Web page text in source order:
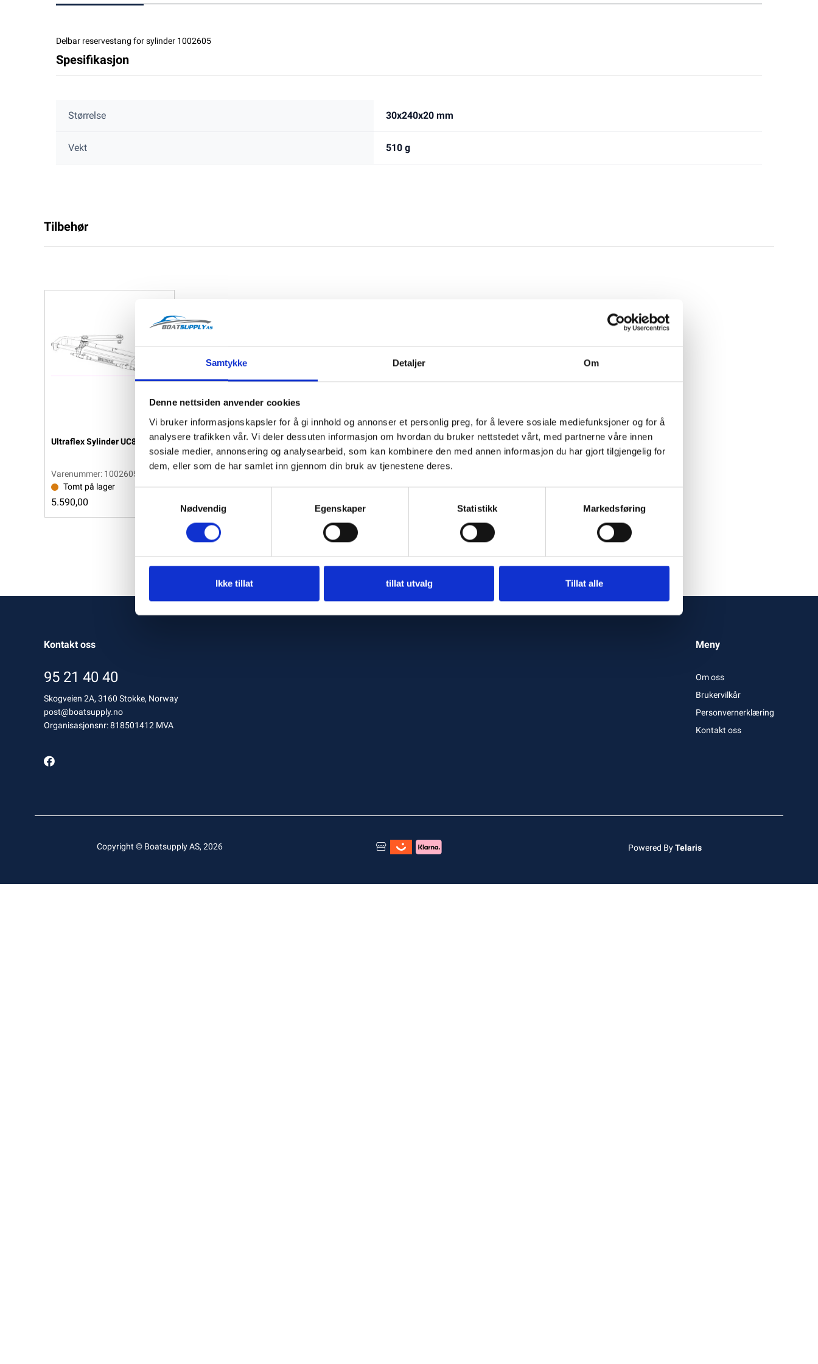
Samtykke Detaljer Om
Denne nettsiden anvender cookies
Vi bruker informasjonskapsler for å gi innhold og annonser et personlig preg, for å levere sosiale mediefunksjoner og for å
analysere trafikken vår. Vi deler dessuten informasjon om hvordan du bruker nettstedet vårt, med partnerne våre innen
sosiale medier, annonsering og analysearbeid, som kan kombinere den med annen informasjon du har gjort tilgjengelig for
dem, eller som de har samlet inn gjennom din bruk av tjenestene deres.
Nødvendig
Egenskaper Statistikk Markedsføring
Ikke tillat tillat utvalg Tillat alle
Delbar reservestang for sylinder 1002605
Spesifikasjon
Størrelse 30x240x20 mm
Vekt 510 g
Tilbehør
Ultraflex Sylinder UC81-OBF
Varenummer: 1002605
Tomt på lager
5.590,00
Kontakt oss
95 21 40 40
Skogveien 2A, 3160 Stokke, Norway
post@boatsupply.no
Organisasjonsnr: 818501412 MVA
Meny
Om oss
Brukervilkår
Personvernerklæring
Kontakt oss
Copyright © Boatsupply AS, 2026 Powered ByTelaris